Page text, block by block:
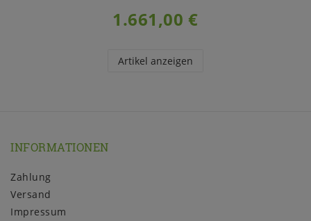
1.661,00 €
Artikel anzeigen
INFORMATIONEN
Zahlung
Versand
Impressum